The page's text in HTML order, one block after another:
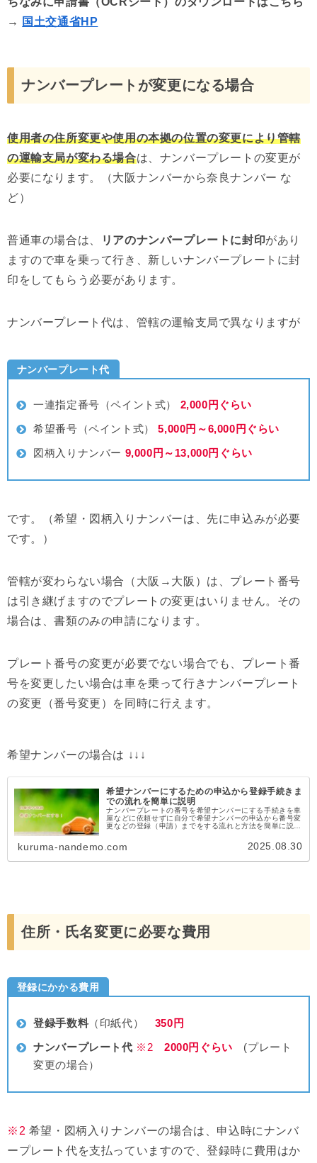
→
国土交通省HP
ナンバープレートが変更になる場合
使用者の住所変更や使用の本拠の位置の変更により管轄
の運輸支局が変わる場合は、ナンバープレートの変更が
必要になります。（大阪ナンバーから奈良ナンバー な
ど）
普通車の場合は、 リアのナンバープレートに封印があり
ますので車を乗って行き、新しいナンバープレートに封
印をしてもらう必要があります。
ナンバープレート代は、管轄の運輸支局で異なりますが
ナンバープレート代
一連指定番号（ペイント式） 2,000円ぐらい
希望番号（ペイント式）5,000円～6,000円ぐらい
図柄入りナンバー 9,000円～13,000円ぐらい
です。（希望・図柄入りナンバーは、先に申込みが必要
です。）
管轄が変わらない場合（大阪→大阪）は、プレート番号
は引き継げますのでプレートの変更はいりません。その
場合は、書類のみの申請になります。
プレート番号の変更が必要でない場合でも、プレート番
号を変更したい場合は車を乗って行きナンバープレート
の変更（番号変更）を同時に行えます。
希望ナンバーの場合は ↓↓↓
希望ナンバーにするための申込から登録手続きま
での流れを簡単に説明
ナンバープレートの番号を希望ナンバーにする手続きを車
屋などに依頼せずに自分で希望ナンバーの申込から番号変
更などの登録（申請）までをする流れと方法を簡単に説明
kuruma-nandemo.com 2025.08.30
住所・氏名変更に必要な費用
登録にかかる費用
登録手数料 （印紙代） 350円
ナンバープレート代 ※2 2000円ぐらい (プレート
変更の場合）
※2 希望・図柄入りナンバーの場合は、申込時にナンバ
ープレート代を支払っていますので、登録時に費用はか